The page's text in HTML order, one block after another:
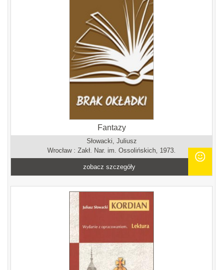
Fantazy
Słowacki, Juliusz
Wrocław : Zakł. Nar. im. Ossolińskich, 1973.
zobacz szczegóły